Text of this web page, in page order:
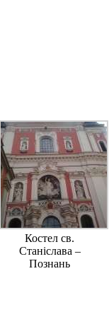
Костел св.
Станіслава –
Познань